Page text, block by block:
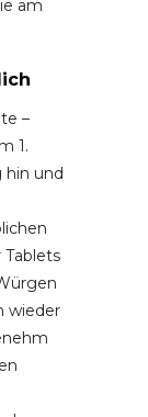
am
–
1.
hin und
wieder